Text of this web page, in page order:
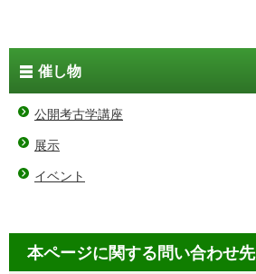
催し物
公開考古学講座
展示
イベント
本ページに関する問い合わせ先